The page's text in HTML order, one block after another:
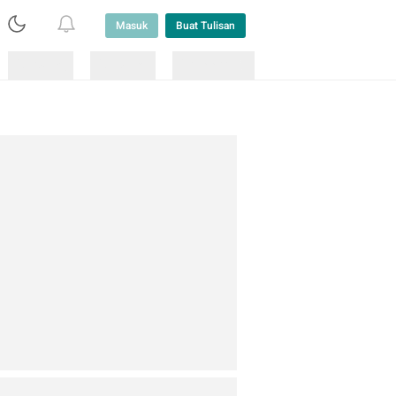
Masuk Buat Tulisan